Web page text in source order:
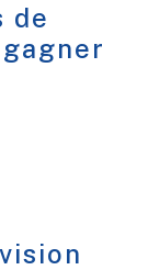
de